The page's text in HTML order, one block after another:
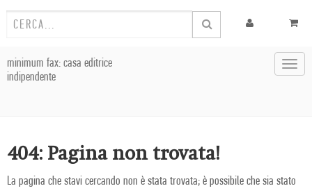
minimum fax: casa editrice
indipendente
404: Pagina non trovata!
La pagina che stavi cercando non è stata trovata; è possibile che sia stato